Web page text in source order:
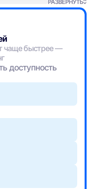
РАЗВЕРНУТЬ
чаще быстрее —
доступность